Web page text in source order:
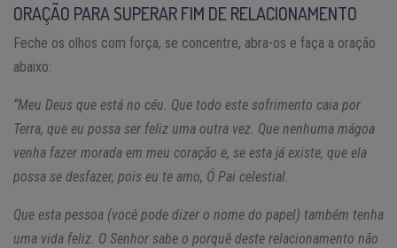
ORAÇÃO PARA SUPERAR FIM DE RELACIONAMENTO
Feche os olhos com força, se concentre, abra-os e faça a oração
abaixo:
“Meu Deus que está no céu. Que todo este sofrimento caia por
Terra, que eu possa ser feliz uma outra vez. Que nenhuma mágoa
venha fazer morada em meu coração e, se esta já existe, que ela
possa se desfazer, pois eu te amo, Ó Pai celestial.
Que esta pessoa (você pode dizer o nome do papel) também tenha
uma vida feliz. O Senhor sabe o porquê deste relacionamento não